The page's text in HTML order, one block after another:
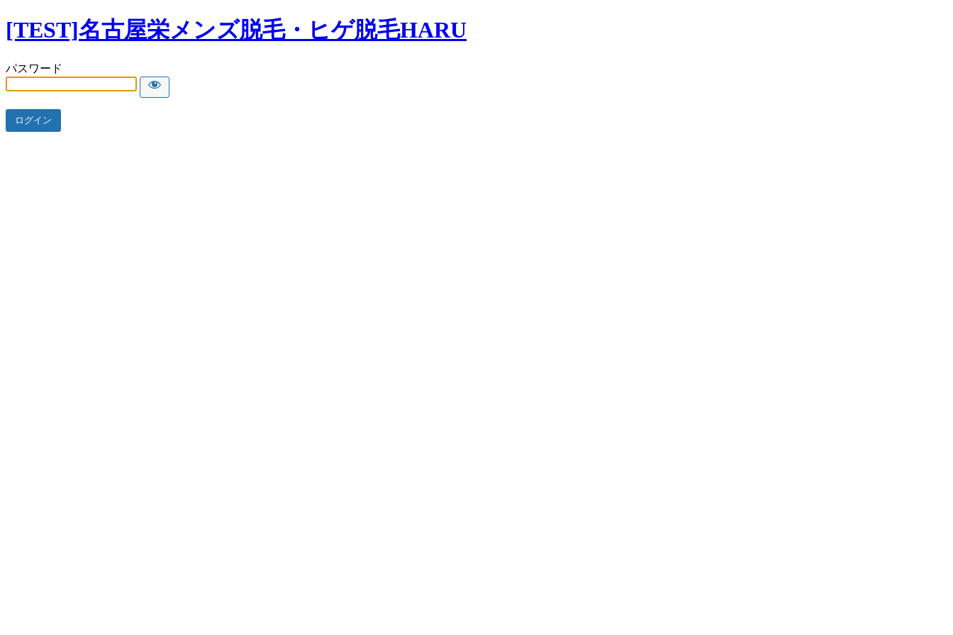
[TEST]名古屋栄メンズ脱毛・ヒゲ脱毛HARU
パスワード